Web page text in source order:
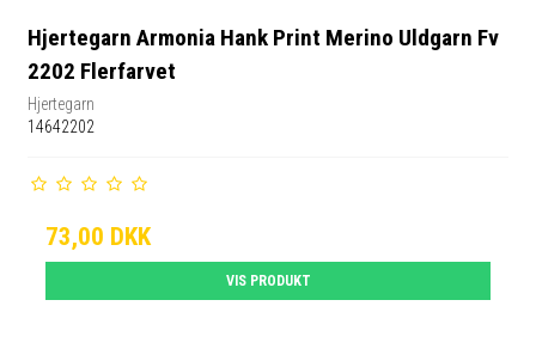
Hjertegarn Armonia Hank Print Merino Uldgarn Fv
2202 Flerfarvet
Hjertegarn
14642202
73,00 DKK
VIS PRODUKT